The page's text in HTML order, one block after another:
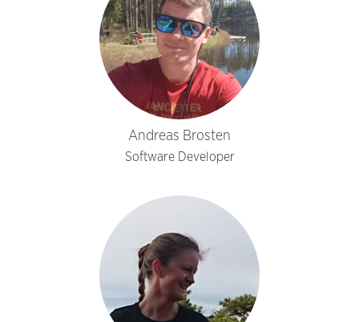
Andreas Brosten
Software Developer